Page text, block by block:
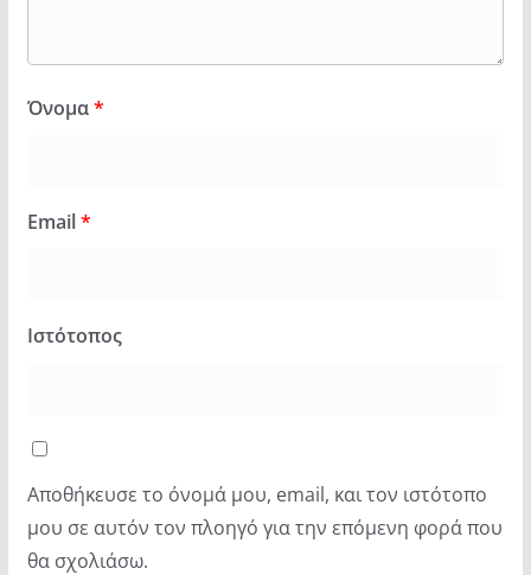
Όνομα*
Email*
Ιστότοπος
Αποθήκευσε το όνομά μου, email, και τον ιστότοπο
μου σε αυτόν τον πλοηγό για την επόμενη φορά που
θα σχολιάσω.